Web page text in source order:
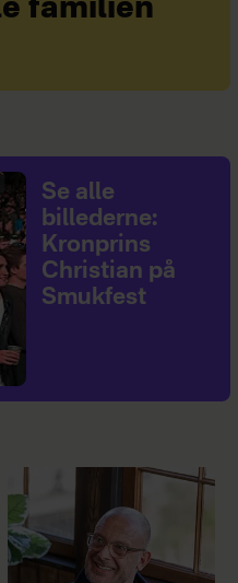
familien
Se alle
billederne:
Kronprins
Christian på
Smukfest